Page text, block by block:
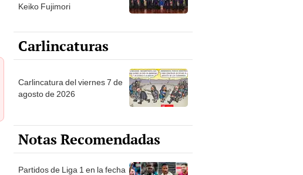
Keiko Fujimori
Carlincaturas
Carlincatura del viernes 7 de
agosto de 2026
Notas Recomendadas
Partidos de Liga 1 en la fecha